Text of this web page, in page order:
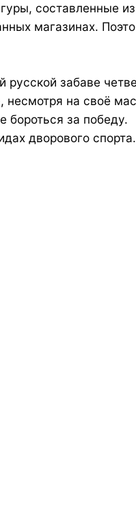
составленные
магазинах.
русской забаве
несмотря на своё
за победу.
дворового